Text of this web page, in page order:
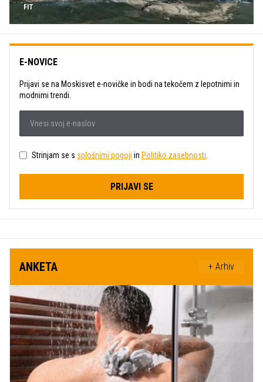
FIT
E-NOVICE
Prijavi se na Moskisvet e-novičke in bodi na tekočem z lepotnimi in
modnimi trendi.
Strinjam se s splošnimi pogoji in Politiko zasebnosti
PRIJAVI SE
ANKETA + Arhiv